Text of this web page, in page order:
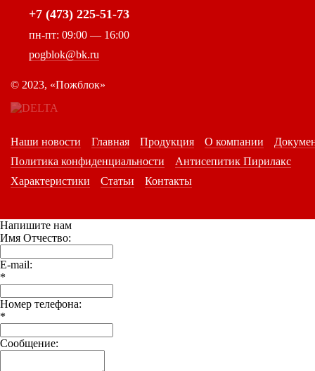
+7 (473) 225-51-73
пн-пт: 09:00 — 16:00
pogblok@bk.ru
© 2023, «Пожблок»
Наши новости Главная Продукция О компании
Политика конфиденциальности
Антисепитик Пирилакс
Характеристики
Статьи Контакты
Напишите нам
Имя Отчество:
E-mail:
*
Номер телефона:
*
Сообщение: